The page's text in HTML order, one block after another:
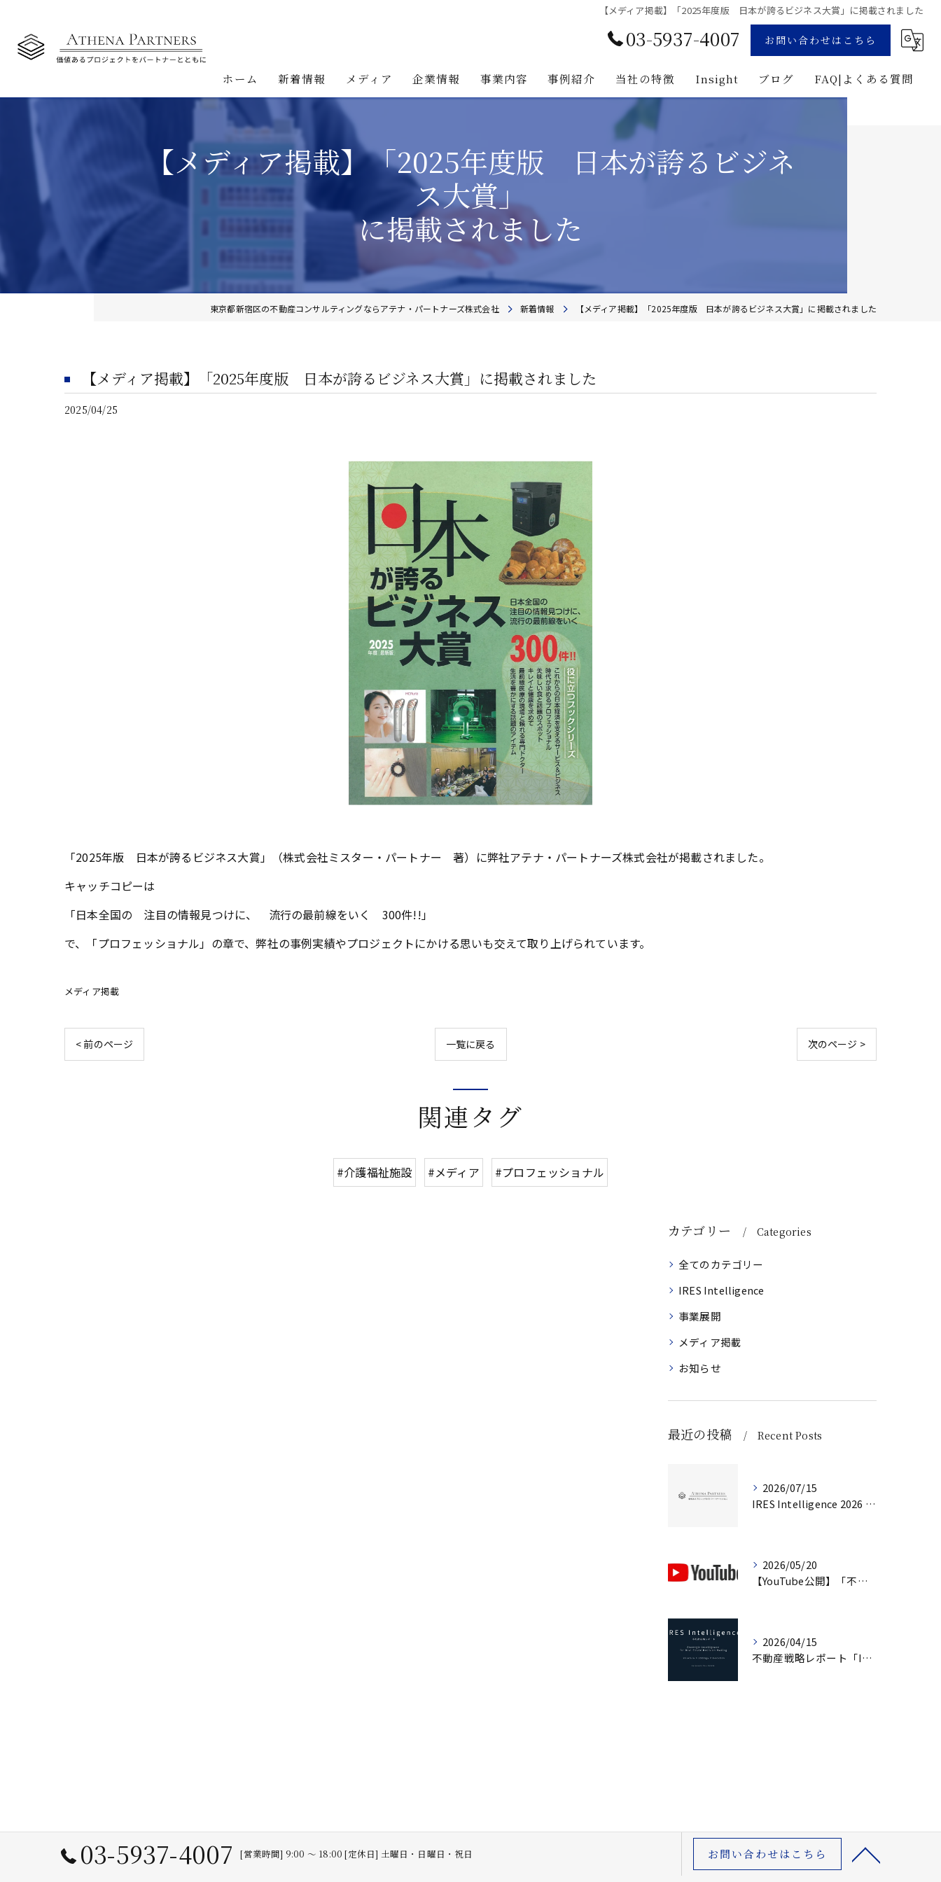
【メディア掲載】「2025年度版 日本が誇るビジネス大賞」に掲載されました
03-5937-4007 お問い合わせはこちら
ホーム 新着情報 メディア 企業情報
代表挨拶
経営理念
事業内容
プロジェクト・マネジメント事業
不動産コンサルティング事業
不動産事業
不動産投資助言業務
建築事業
地主様・資産家向けサービス
ビルオーナー向け
事例紹介 当社の特徴
コンサルティング
企画
Insight ブログ FAQ|よくある質問
【メディア掲載】「2025年度版 日本が誇るビジネ
ス大賞」
に掲載されました
東京都新宿区の不動産コンサルティングならアテナ・パートナーズ株式会社 新着情報 【メディア掲載】「2025年度版 日本が誇るビジネス大賞」に掲載されました
【メディア掲載】「2025年度版 日本が誇るビジネス大賞」に掲載されました
2025/04/25
「2025年版 日本が誇るビジネス大賞」（株式会社ミスター・パートナー 著）に弊社アテナ・パートナーズ株式会社が掲載されました。
キャッチコピーは
「日本全国の 注目の情報見つけに、 流行の最前線をいく 300件!!」
で、「プロフェッショナル」の章で、弊社の事例実績やプロジェクトにかける思いも交えて取り上げられています。
メディア掲載
< 前のページ 一覧に戻る 次のページ >
関連タグ
#介護福祉施設 #メディア #プロフェッショナル
カテゴリー Categories
全てのカテゴリー
IRES Intelligence
事業展開
メディア掲載
お知らせ
最近の投稿 Recent Posts
2026/07/15
IRES Intelligence 2026 Q2（第2号）を公開しました
2026/05/20
【YouTube公開】「不動産は『資産』ではない」｜企業不動産を経営判断で考えるCRE戦略
2026/04/15
不動産戦略レポート「IRES Intelligence」創刊｜市場構造から読み解く意思決定
03-5937-4007 [営業時間] 9:00 〜 18:00 [定休日] 土曜日・日曜日・祝日 お問い合わせはこちら